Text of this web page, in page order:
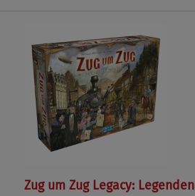
Zug um Zug Legacy: Legenden